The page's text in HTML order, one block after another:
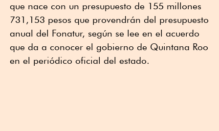
que nace con un presupuesto de 155 millones
731,153 pesos que provendrán del presupuesto
anual del Fonatur, según se lee en el acuerdo
que da a conocer el gobierno de Quintana Roo
en el periódico oficial del estado.